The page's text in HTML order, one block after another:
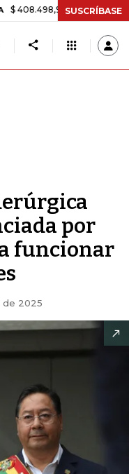
+$ 8.753,81 +2,19%
SUSCRÍBASE
por
funcionar
de 2025